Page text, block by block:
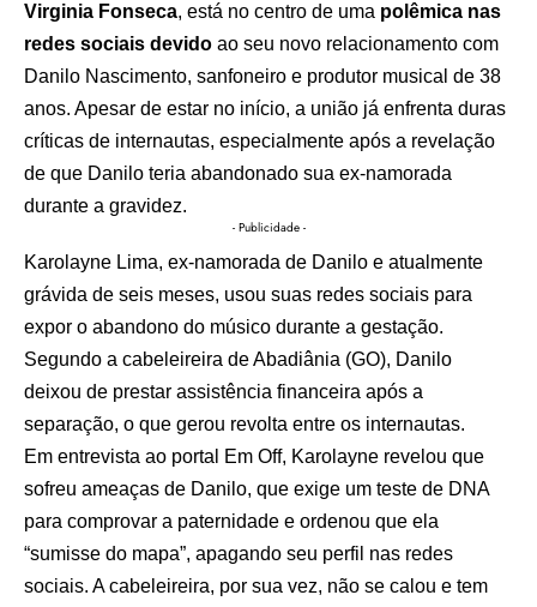
Virginia Fonseca, está no centro de uma polêmica nas
redes sociais devido ao seu novo relacionamento com
Danilo Nascimento, sanfoneiro e produtor musical de 38
anos. Apesar de estar no início, a união já enfrenta duras
críticas de internautas, especialmente após a revelação
de que Danilo teria abandonado sua ex-namorada
durante a gravidez.
- Publicidade -
Karolayne Lima, ex-namorada de Danilo e atualmente
grávida de seis meses, usou suas redes sociais para
expor o abandono do músico durante a gestação.
Segundo a cabeleireira de Abadiânia (GO), Danilo
deixou de prestar assistência financeira após a
separação, o que gerou revolta entre os internautas.
Em entrevista ao portal Em Off, Karolayne revelou que
sofreu ameaças de Danilo, que exige um teste de DNA
para comprovar a paternidade e ordenou que ela
“sumisse do mapa”, apagando seu perfil nas redes
sociais. A cabeleireira, por sua vez, não se calou e tem